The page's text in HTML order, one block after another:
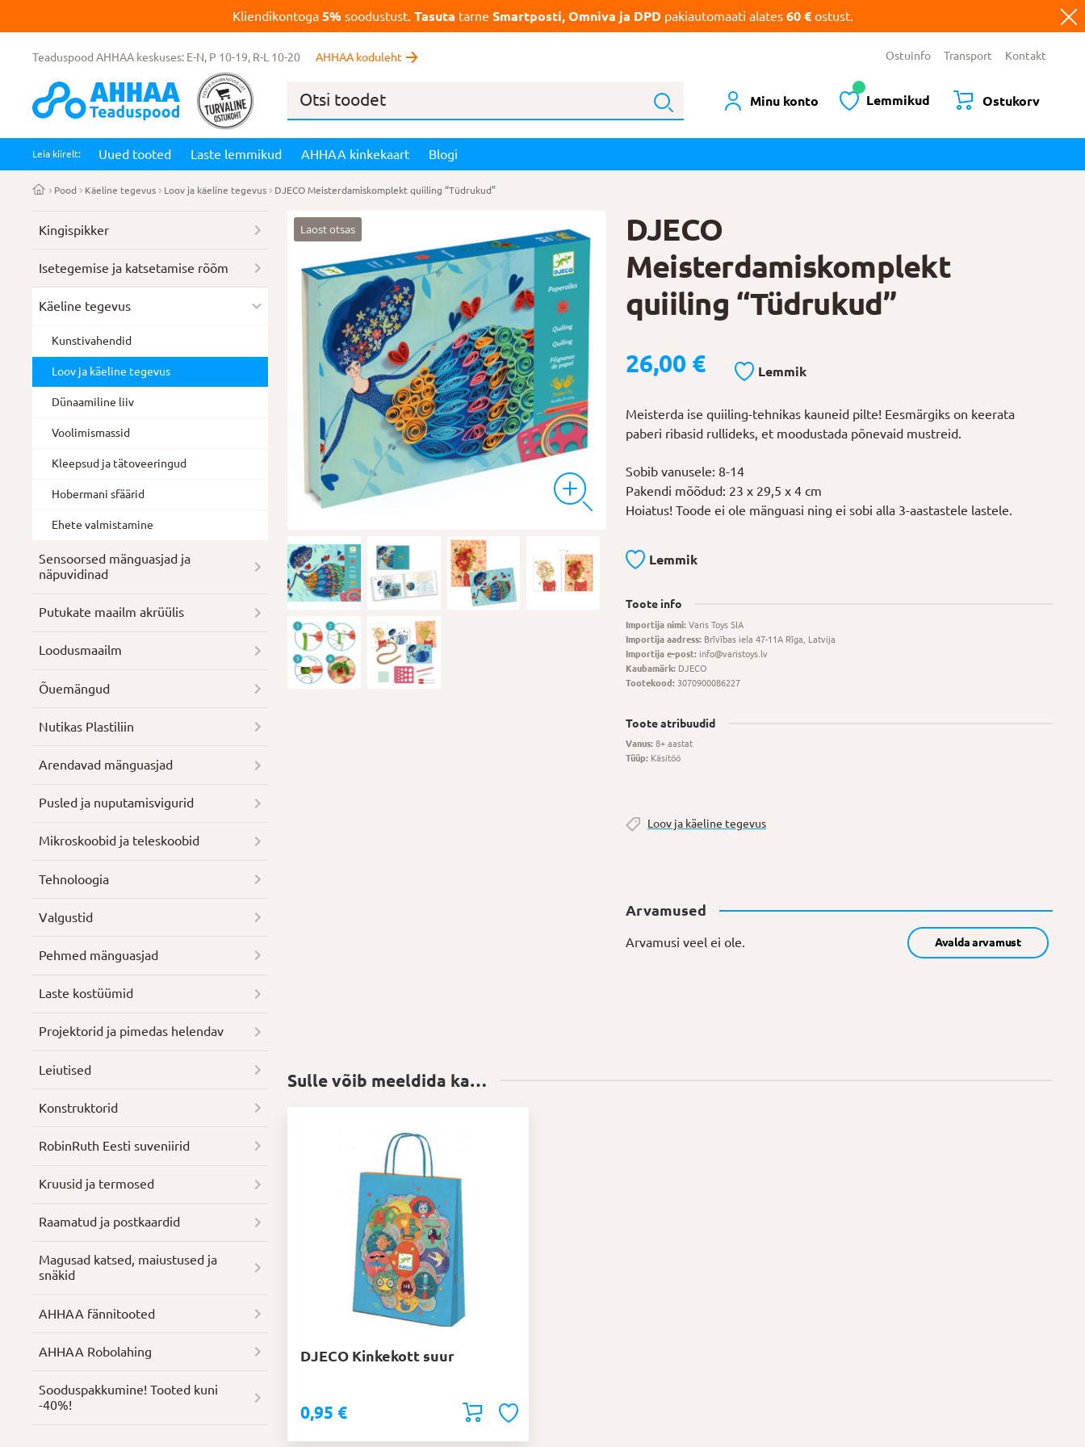
Kliendikontoga5% soodustust. Tasuta tarne Smartposti, Omniva ja DPD pakiautomaati alates 60 € ostust.
Teaduspood AHHAA keskuses: E-N, P 10-19, R-L 10-20 AHHAA koduleht Ostuinfo Transport Kontakt
Products
Minu konto Lemmikud Ostukorv
Leia kiirelt: Uued tooted Laste lemmikud AHHAA kinkekaart Blogi
Pood Käeline tegevus Loov ja käeline tegevus DJECO Meisterdamiskomplekt quiiling “Tüdrukud”
Laost otsas
DJECO
Meisterdamiskomplekt
quiiling “Tüdrukud”
26,00 € Lemmik
Meisterda ise quiiling-tehnikas kauneid pilte! Eesmärgiks on keerata
paberi ribasid rullideks, et moodustada põnevaid mustreid.
Sobib vanusele: 8-14
Pakendi mõõdud: 23 x 29,5 x 4 cm
Hoiatus! Toode ei ole mänguasi ning ei sobi alla 3-aastastele lastele.
Lemmik
Toote info
Importija nimi:Varis Toys SIA
Importija aadress:Brīvības iela 47-11A Rīga, Latvija
Importija e-post:info@varistoys.lv
Kaubamärk:DJECO
Tootekood:3070900086227
Toote atribuudid
Vanus:8+ aastat
Tüüp:Käsitöö
Loov ja käeline tegevus
Arvamused
Arvamusi veel ei ole. Avalda arvamust
Sulle võib meeldida ka…
DJECO Kinkekott suur
0,95 €
Kingispikker
Isetegemise ja katsetamise rõõm
Käeline tegevus
Kunstivahendid
Loov ja käeline tegevus
Dünaamiline liiv
Voolimismassid
Kleepsud ja tätoveeringud
Hobermani sfäärid
Ehete valmistamine
Sensoorsed mänguasjad ja
näpuvidinad
Putukate maailm akrüülis
Loodusmaailm
Õuemängud
Nutikas Plastiliin
Arendavad mänguasjad
Pusled ja nuputamisvigurid
Mikroskoobid ja teleskoobid
Tehnoloogia
Valgustid
Pehmed mänguasjad
Laste kostüümid
Projektorid ja pimedas helendav
Leiutised
Konstruktorid
RobinRuth Eesti suveniirid
Kruusid ja termosed
Raamatud ja postkaardid
Magusad katsed, maiustused ja
snäkid
AHHAA fännitooted
AHHAA Robolahing
Soodus­pakkumine! Tooted kuni
-40%!